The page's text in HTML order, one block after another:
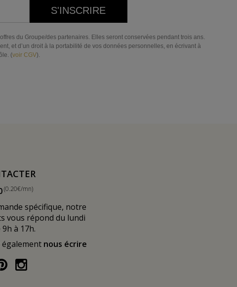
S'INSCRIRE
du Groupe/des partenaires. Elles seront conservées pendant trois ans.
et d’un droit à la portabilité de vos données personnelles, en écrivant à
(voir CGV).
(0.20€/mn)
spécifique, notre
vous répond du lundi
à 17h.
nous écrire